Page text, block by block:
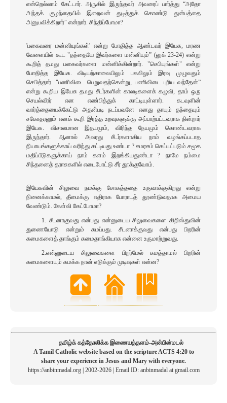
என்றெல்லாம் கேட்டார். அருகில் இருந்தவர் அவரைப் பார்த்து “அதோ
அந்தக் குழந்தையில் இறைவன் துடித்துக் கொண்டு துன்பத்தை
அனுபவிக்கிறார்" என்றார். சிந்திப்போமா?
'பகைவரை மன்னியுங்கள்' என்று போதித்த ஆண்டவர் இயேசு, மரண
வேளையில் கூட "தந்தையே இவர்களை மன்னியும்” (லுக் 23-24) என்று
கூறித் தமது பகைவர்களை மன்னிக்கின்றார். "செபியுங்கள்" என்று
போதித்த இயேசு. விடியற்காலையிலும் பகலிலும் இரவு முழுவதும்
செபித்தார். "பணிவிடை பெறுவதற்கென்று, பணிவிடை புரிய வந்தேன்”
என்று கூறிய இயேசு தமது சீடர்களின் காலடிகளைக் கழுவி, தாம் ஒரு
செயல்வீரர் என எண்பித்துக் காட்டியுள்ளார். கடவுளின்
வார்த்தையைக்கேட்டு அதன்படி நடப்பவனே எனது தாயும் தந்தையும்
சகோதரனும் எனக் கூறி இரத்த உறவுகளுக்கு அப்பாற்பட்டவராக நின்றார்
இயேசு. விசாலமான இதயமும், விரிந்த நேயமும் கொண்டவராக
இருந்தார். ஆனால் அவரது சீடர்களாகிய நாம் வழங்கப்படாத
நியாயங்களுக்காய் வரிந்து கட்டியது உண்டா ? சமரசம் செய்யப்படும் சமூக
மதிப்பீடுகளுக்காய் நாம் களம் இறங்கியதுண்டா ? நாமே நம்மை
சிந்தனைத் தராசுகளில் எடைபோட்டு சீர் தூக்குவோம்.
இயேசுவின் சிலுவை நமக்கு சோகத்ததை உருவாக்குகிறது என்று
நினைக்காமல், தீமைக்கு எதிராக போராடத் தூண்டுவதாக அமைய
வேண்டும். கேள்வி கேட்போமா?
1. சீடனாகுவது என்பது என்னுடைய சிலுவைகளை கிறிஸ்துவின்
துணையோடு என்றும் சுமப்பது. சீடனாக்குவது என்பது பிறரின்
சுமைகளைத் தாங்கும் சுமைதாங்கியாக என்னை உருமாற்றுவது.
2.என்னுடைய சிலுவைகளை பிறர்மேல் சுமத்தாமல் பிறரின்
சுமைகளையும் சுமக்க நான் எடுக்கும் முடிவுகள் என்ன?
தமிழ்க் கத்தோலிக்க இணையத்தளம்-அன்பின்மடல்
A Tamil Catholic website based on the scripture ACTS 4:20 to
share your experience in Jesus and Mary with everyone.
https://anbinmadal.org | 2002-2026 | Email ID: anbinmadal at gmail.com